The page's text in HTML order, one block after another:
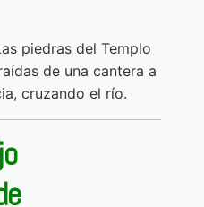
piedras del Templo
de una cantera a
cruzando el río.